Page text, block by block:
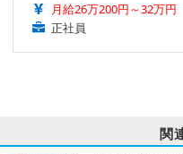
月給26万200円～32万円
正社員
関